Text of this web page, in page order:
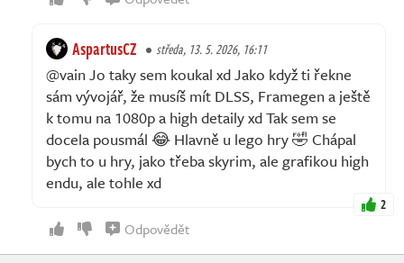
AspartusCZ středa, 13. 5. 2026, 16:11
@vain Jo taky sem koukal xd Jako když ti řekne
sám vývojář, že musíš mít DLSS, Framegen a ještě
k tomu na 1080p a high detaily xd Tak sem se
docela pousmál 😂 Hlavně u lego hry 🤣 Chápal
bych to u hry, jako třeba skyrim, ale grafikou high
endu, ale tohle xd
2
Odpovědět